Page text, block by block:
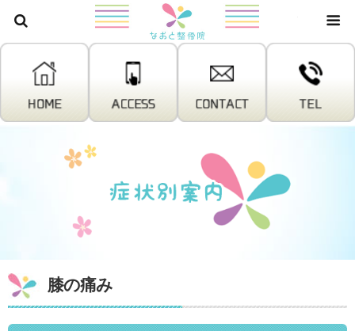
株式会
膝の痛み